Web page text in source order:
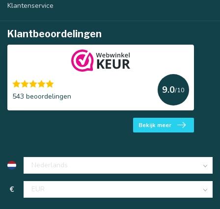
Klantenservice
Klantbeoordelingen
543 beoordelingen
9.0/10
Bekijk meer
€